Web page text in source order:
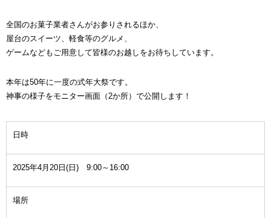
全国のお菓子業者さんがお参りされるほか、
屋台のスイーツ、軽食等のグルメ、
ゲームなどもご用意して皆様のお越しをお待ちしています。
本年は50年に一度の式年大祭です。
神事の様子をモニター画面（2か所）で公開します！
日時
2025年4月20日(日) 9:00～16:00
場所